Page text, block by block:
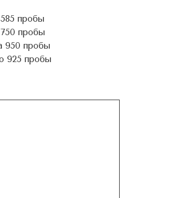
пробы
пробы
950 пробы
925 пробы